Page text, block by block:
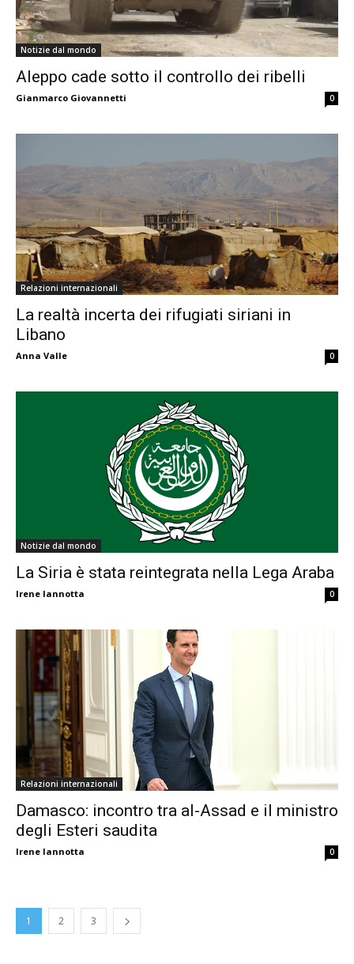
Notizie dal mondo
Aleppo cade sotto il controllo dei ribelli
Gianmarco Giovannetti 0
Relazioni internazionali
La realtà incerta dei rifugiati siriani in
Libano
Anna Valle 0
Notizie dal mondo
La Siria è stata reintegrata nella Lega Araba
Irene Iannotta 0
Relazioni internazionali
Damasco: incontro tra al-Assad e il ministro
degli Esteri saudita
Irene Iannotta 0
1 2 3